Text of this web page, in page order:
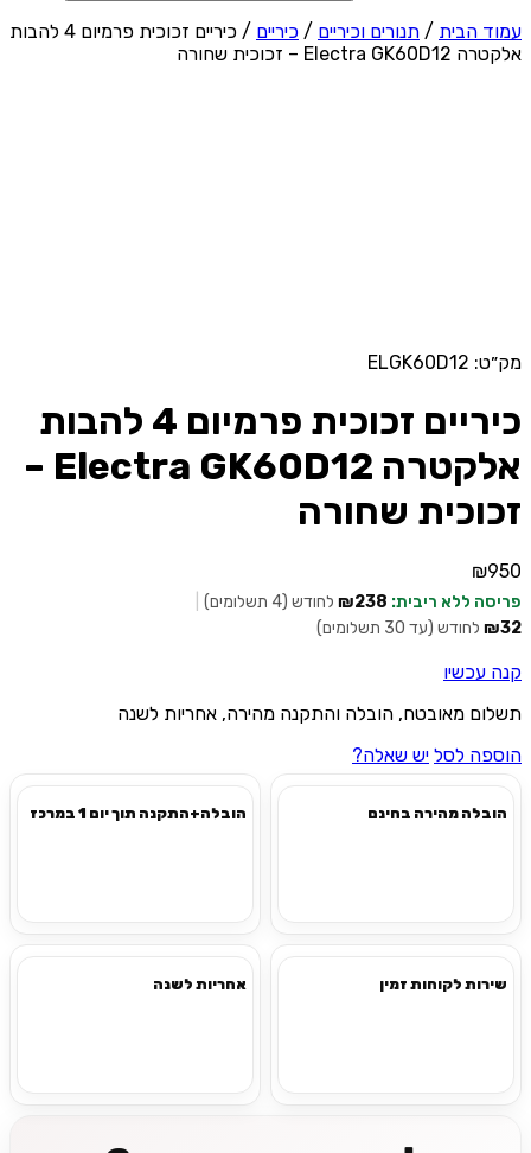
עמוד הבית / תנורים וכיריים / כיריים
/ כיריים זכוכית פרמיום 4 להבות
אלקטרה Electra GK60D12 – זכוכית שחורה
מק״ט: ELGK60D12
כיריים זכוכית פרמיום 4 להבות
אלקטרה Electra GK60D12 –
זכוכית שחורה
₪950
פריסה ללא ריבית: ₪238 לחודש (4 תשלומים)
₪32 לחודש (עד 30 תשלומים)
קנה עכשיו
תשלום מאובטח, הובלה והתקנה מהירה, אחריות לשנה
הוספה לסל יש שאלה?
הובלה מהירה בחינם הובלה+התקנה תוך יום 1 במרכז
שירות לקוחות זמין אחריות לשנה